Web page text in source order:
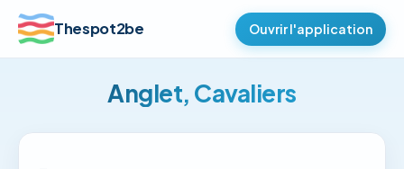
Thespot2be Ouvrir l'application
Anglet, Cavaliers